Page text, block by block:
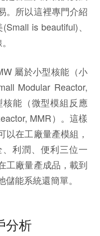
。所以這裡專門介紹
is beautiful)、
屬於小型核能（小
Modular Reactor,
能（微型模組反應
MMR）。這樣
以在工廠量產模組，
利潤、便利三位一
工廠量產成品，載到
能系統還簡單。
分析